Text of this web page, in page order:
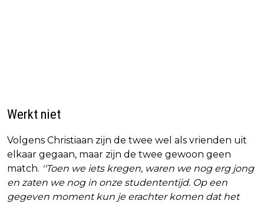
Werkt niet
Volgens Christiaan zijn de twee wel als vrienden uit
elkaar gegaan, maar zijn de twee gewoon geen
match. ''Toen we iets kregen, waren we nog erg jong
en zaten we nog in onze studententijd. Op een
gegeven moment kun je erachter komen dat het